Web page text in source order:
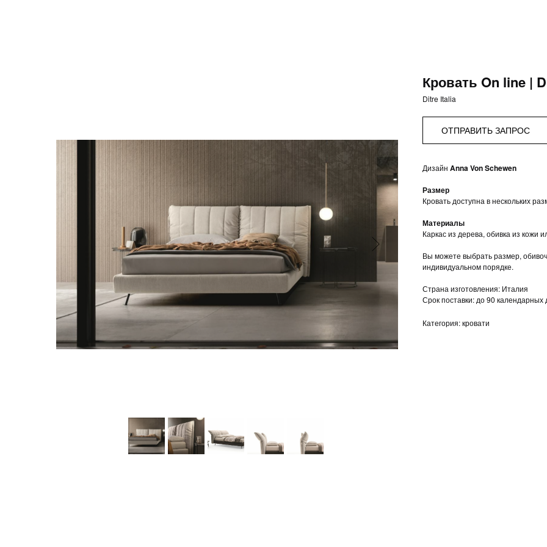
Кровать On line |
Ditre Italia
ОТПРАВИТЬ ЗАПРОС
Дизайн Anna Von Schewen
Размер
Кровать доступна в нескольких
Материалы
Каркас из дерева, обивка из кожи
Вы можете выбрать размер,
индивидуальном порядке.
Страна изготовления: Италия
Срок поставки: до 90 календарных
Категория: кровати